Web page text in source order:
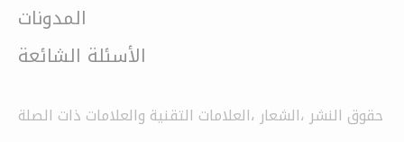
المدونات
الأسئلة الشائعة
حقوق النشر ،الشعار ،العلامات التقنية والعلامات ذات الصلة